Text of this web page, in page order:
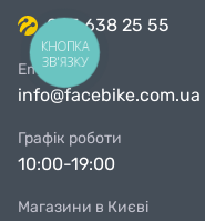
063 638 25 55
Email
info@facebike.com.ua
Графік роботи
10:00-19:00
Магазини в Києві
КНОПКА
ЗВ'ЯЗКУ